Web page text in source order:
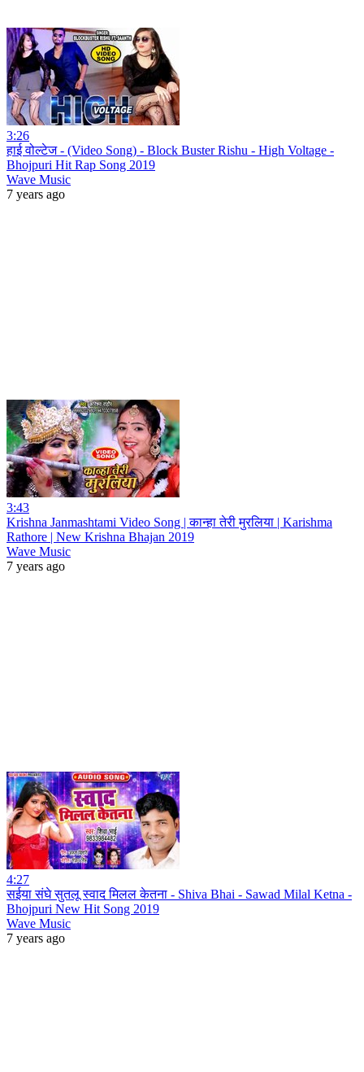
3:26
हाई वोल्टेज - (Video Song) - Block Buster Rishu - High Voltage -
Bhojpuri Hit Rap Song 2019
Wave Music
7 years ago
3:43
Krishna Janmashtami Video Song | कान्हा तेरी मुरलिया | Karishma
Rathore | New Krishna Bhajan 2019
Wave Music
7 years ago
4:27
सईया संघे सुतलू स्वाद मिलल केतना - Shiva Bhai - Sawad Milal Ketna -
Bhojpuri New Hit Song 2019
Wave Music
7 years ago